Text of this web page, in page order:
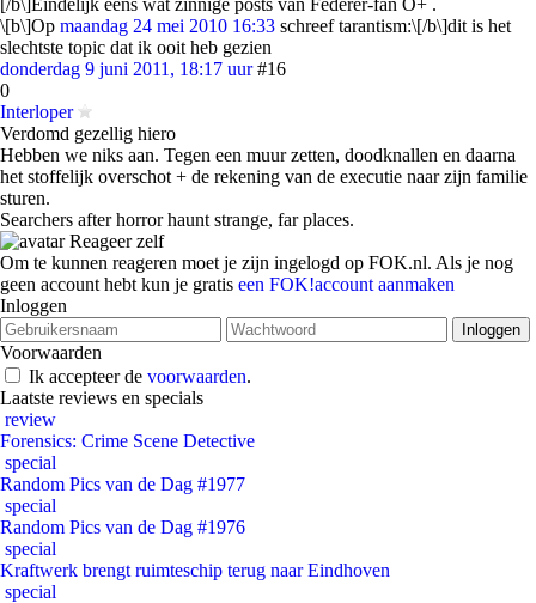
[/b\]Eindelijk eens wat zinnige posts van Federer-fan O+ .
\[b\]Op maandag 24 mei 2010 16:33 schreef tarantism:\[/b\]dit is het
slechtste topic dat ik ooit heb gezien
donderdag 9 juni 2011, 18:17 uur #16
0
Interloper
Verdomd gezellig hiero
Hebben we niks aan. Tegen een muur zetten, doodknallen en daarna
het stoffelijk overschot + de rekening van de executie naar zijn familie
sturen.
Searchers after horror haunt strange, far places.
Reageer zelf
Om te kunnen reageren moet je zijn ingelogd op FOK.nl. Als je nog
geen account hebt kun je gratis een FOK!account aanmaken
Inloggen
Voorwaarden
Ik accepteer de voorwaarden.
Laatste reviews en specials
review
Forensics: Crime Scene Detective
special
Random Pics van de Dag #1977
special
Random Pics van de Dag #1976
special
Kraftwerk brengt ruimteschip terug naar Eindhoven
special